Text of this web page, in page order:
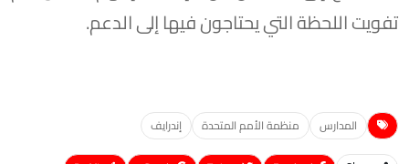
تفويت اللحظة التي يحتاجون فيها إلى الدعم.
المدارس منظمة الأمم المتحدة إندرايف